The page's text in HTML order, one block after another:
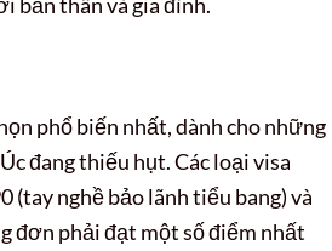
phổ biến nhất, dành cho những
đang thiếu hụt. Các loại visa
(tay nghề bảo lãnh tiểu bang) và
đơn phải đạt một số điểm nhất